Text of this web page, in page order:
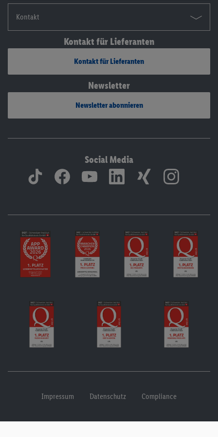
Kontakt
Kontakt für Lieferanten
Kontakt für Lieferanten
Newsletter
Newsletter abonnieren
Social Media
Impressum Datenschutz Compliance